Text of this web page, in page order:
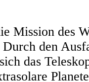
Mission des
Durch den
das